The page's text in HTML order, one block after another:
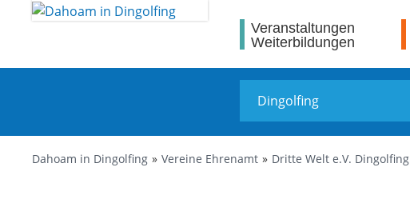
Veranstaltungen
Weiterbildungen
Dahoam in Dingolfing Vereine Ehrenamt Dritte Welt e.V. Dingolfing